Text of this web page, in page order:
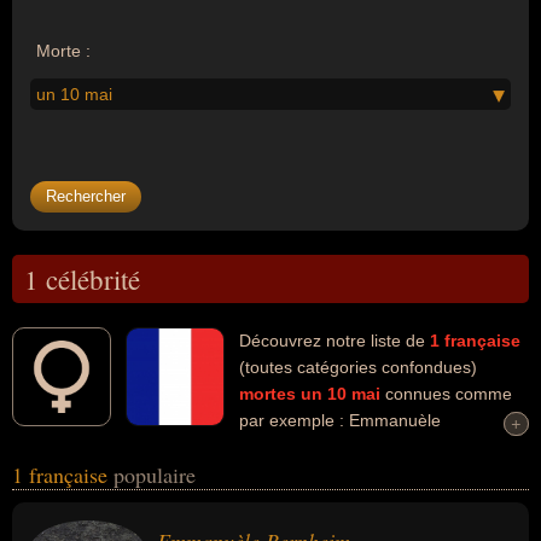
Morte :
un 10 mai
1 célébrité
Découvrez notre liste de 1 française
(toutes catégories confondues)
mortes un 10 mai connues comme
par exemple : Emmanuèle
liens variés dans les domaines de l'art ou de la littérature. Ces
romancière ou scénariste.
+
+
1 française populaire